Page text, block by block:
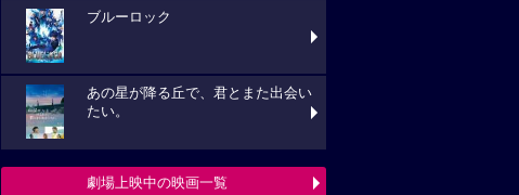
ブルーロック
あの星が降る丘で、君とまた出会い
たい。
劇場上映中の映画一覧